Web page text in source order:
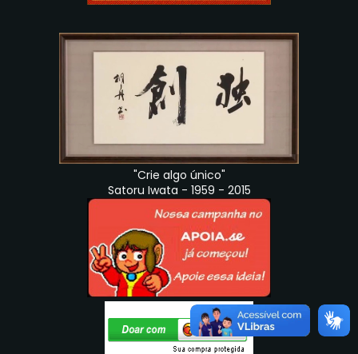
"Crie algo único"
Satoru Iwata - 1959 - 2015